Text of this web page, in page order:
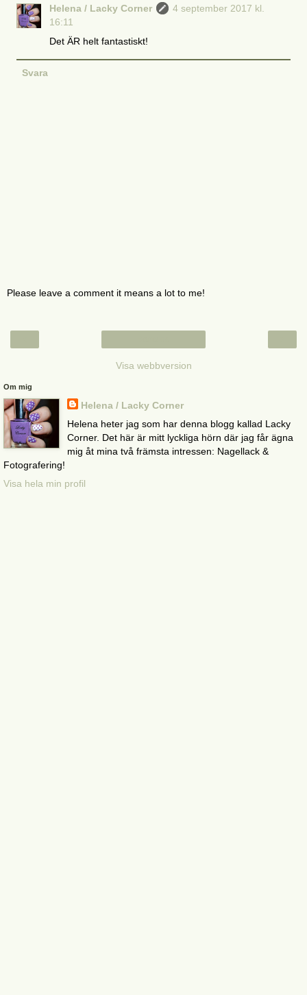
Helena / Lacky Corner
4 september 2017 kl.
16:11
Det ÄR helt fantastiskt!
Svara
Please leave a comment it means a lot to me!
Visa webbversion
Om mig
Helena / Lacky Corner
Helena heter jag som har denna blogg kallad Lacky
Corner. Det här är mitt lyckliga hörn där jag får ägna
mig åt mina två främsta intressen: Nagellack &
Fotografering!
Visa hela min profil